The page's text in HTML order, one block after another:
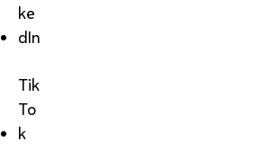
ke
dIn
Tik
To
k